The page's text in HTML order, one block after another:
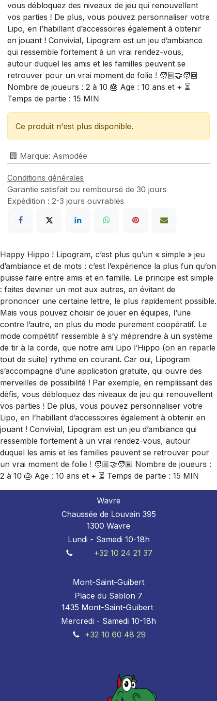
vous débloquez des niveaux de jeu qui renouvellent
vos parties ! De plus, vous pouvez personnaliser votre
Lipo, en l’habillant d’accessoires également à obtenir
en jouant ! Convivial, Lipogram est un jeu d’ambiance
qui ressemble fortement à un vrai rendez-vous,
autour duquel les amis et les familles peuvent se
retrouver pour un vrai moment de folie ! 🧑🏼‍🤝‍🧑🏾
Nombre de joueurs : 2 à 10 🎂 Age : 10 ans et + ⏳
Temps de partie : 15 MIN
Ce produit n'est plus disponible.
🏢 Marque: Asmodée
Conditions générales
Garantie satisfait ou remboursé de 30 jours
Expédition : 2-3 jours ouvrables
Happy Hippo ! Lipogram, c’est plus qu’un « simple » jeu
d’ambiance et de mots : c’est l’expérience la plus fun qu’on
puisse faire entre amis et en famille. Le principe est simple
: faites deviner un mot aux autres, en évitant de
prononcer une certaine lettre, le plus rapidement possible.
Mais vous pouvez choisir de jouer en équipes, l’une
contre l’autre, en plus du mode purement coopératif. Le
mode compétitif ressemble à s’y méprendre à un système
de tir à la corde, que notre ami Lipo l’Hippo (on en reparle
tout de suite) rythme en courant. Car oui, Lipogram
s’accompagne d’une application gratuite, qui ouvre des
merveilles de possibilité ! Par exemple, en remplissant des
défis, vous débloquez des niveaux de jeu qui renouvellent
vos parties ! De plus, vous pouvez personnaliser votre
Lipo, en l’habillant d’accessoires également à obtenir en
jouant ! Convivial, Lipogram est un jeu d’ambiance qui
ressemble fortement à un vrai rendez-vous, autour
duquel les amis et les familles peuvent se retrouver pour
un vrai moment de folie ! 🧑🏼‍🤝‍🧑🏾 Nombre de joueurs :
2 à 10 🎂 Age : 10 ans et + ⏳ Temps de partie : 15 MIN
Wavre
Chaussée de Louvain 395
1300 Wavre
Lundi - Samedi 10-18h
+32 10 24 21 37
Mont-Saint-Guibert
Place du Sablon 7
1435 Mont-Saint-Guibert
Mercredi - Samedi 10-18h
+32 10 60 48 29